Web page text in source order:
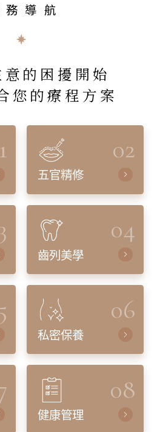
務導航
的困擾開始
您的療程方案
02
五官精修
04
齒列美學
06
私密保養
08
健康管理